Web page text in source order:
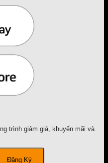
trình giảm giá, khuyến mãi và